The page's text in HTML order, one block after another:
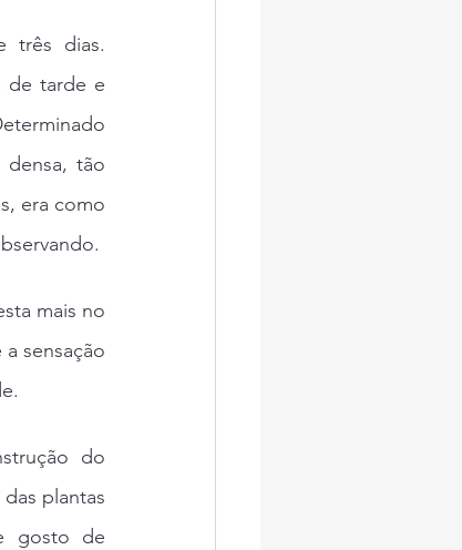
três dias.
de tarde e
tão
era como
mais no
sensação
do
plantas
gosto de